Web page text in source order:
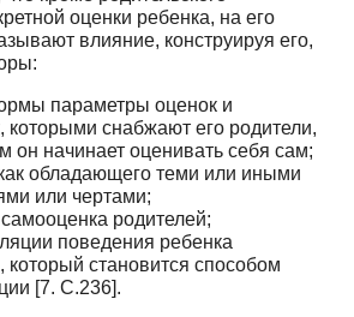
оценки ребенка, на его
влияние, конструируя его,
параметры оценок и
которыми снабжают его родители,
он начинает оценивать себя сам;
обладающего теми или иными
или чертами;
родителей;
поведения ребенка
который становится способом
[7. С.236].